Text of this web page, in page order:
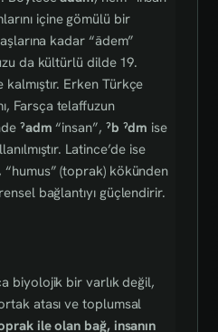
içine gömülü bir
kadar “ādem”
da kültürlü dilde 19.
Erken Türkçe
Farsça telaffuzun
ˀadm “insan”, ˀb ˀdm ise
Latince’de ise
“humus” (toprak) kökünden
bağlantıyı güçlendirir.
biyolojik bir varlık değil,
atası ve toplumsal
ile olan bağ, insanın